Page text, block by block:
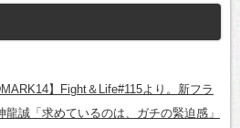
】Fight＆Life#115より。新フラ
龍誠「求めているのは、ガチの緊迫感」